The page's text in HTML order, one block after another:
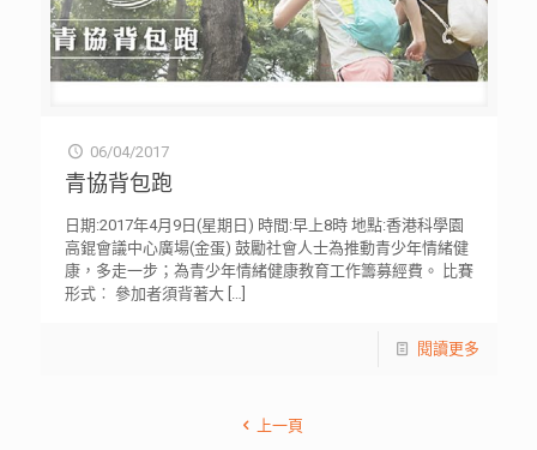
06/04/2017
青協背包跑
日期:2017年4月9日(星期日) 時間:早上8時 地點:香港科學園
高錕會議中心廣場(金蛋) 鼓勵社會人士為推動青少年情緒健
康，多走一步；為青少年情緒健康教育工作籌募經費。 比賽
形式︰ 參加者須背著大[…]
閱讀更多
上一頁